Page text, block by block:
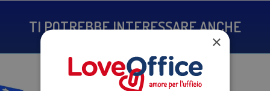
TI POTREBBE INTERESSARE ANCHE
×